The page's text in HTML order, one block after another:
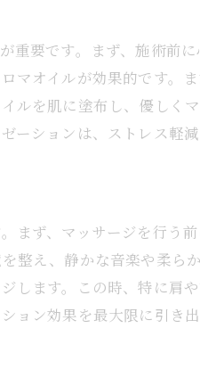
要です。まず、施術前
マオイルが効果的です。
ルを肌に塗布し、優しく
ションは、ストレス軽減
まず、マッサージを行う
整え、静かな音楽や柔ら
します。この時、特に肩
ョン効果を最大限に引き